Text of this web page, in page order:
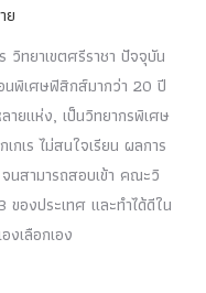
ย
ทยาเขตศรีราชา ปัจจุบัน
พิเศษฟิสิกส์มากว่า 20 ปี
ายแห่ง, เป็นวิทยากรพิเศษ
กเร ไม่สนใจเรียน ผลการ
นสามารถสอบเข้า คณะวิ
องประเทศ และทำได้ดีใน
เลือกเอง